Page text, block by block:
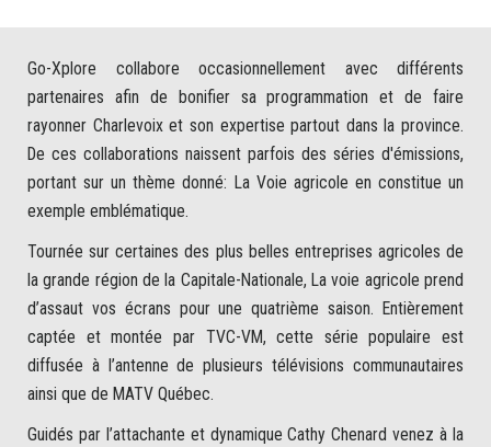
Go-Xplore collabore occasionnellement avec différents
partenaires afin de bonifier sa programmation et de faire
rayonner Charlevoix et son expertise partout dans la province.
De ces collaborations naissent parfois des séries d'émissions,
portant sur un thème donné: La Voie agricole en constitue un
exemple emblématique.
Tournée sur certaines des plus belles entreprises agricoles de
la grande région de la Capitale-Nationale, La voie agricole prend
d’assaut vos écrans pour une quatrième saison. Entièrement
captée et montée par TVC-VM, cette série populaire est
diffusée à l’antenne de plusieurs télévisions communautaires
ainsi que de MATV Québec.
Guidés par l’attachante et dynamique Cathy Chenard venez à la